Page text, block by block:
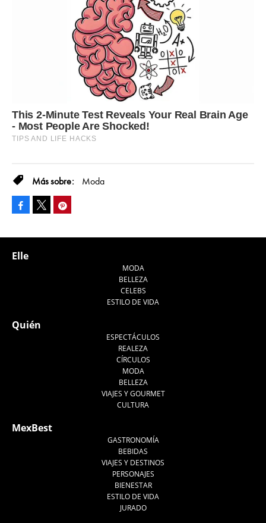
Moda
Facebook
Elle
MODA
BELLEZA
CELEBS
ESTILO DE VIDA
Quién
ESPECTÁCULOS
REALEZA
CÍRCULOS
MODA
BELLEZA
VIAJES Y GOURMET
CULTURA
MexBest
GASTRONOMÍA
BEBIDAS
VIAJES Y DESTINOS
PERSONAJES
BIENESTAR
ESTILO DE VIDA
JURADO